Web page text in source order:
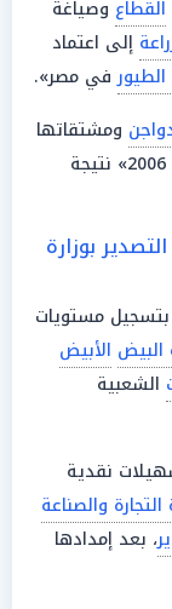
القطاع وصياغة
إلى اعتماد
الطيورفي مصر».
ومشتقاتها
2006» نتيجة
بوزارة
بتسجيل مستويات
البيض الأبيض
الشعبية
نقدية
التجارة والصناعة
، بعد إمدادها